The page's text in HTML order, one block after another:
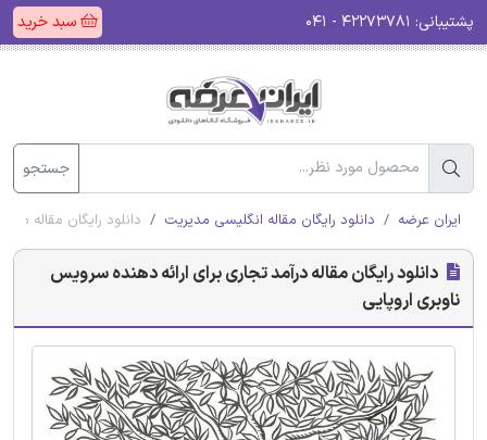
پشتیبانی: سبد خرید
جستجو
ایران عرضه دانلود رایگان مقاله انگلیسی مدیریت دانلود رایگان مقاله
دانلود رایگان مقاله درآمد تجاری برای ارائه دهنده سرویس
ناوبری اروپایی